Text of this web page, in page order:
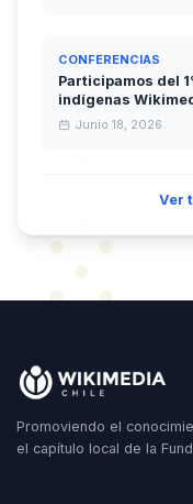
CONFERENCIAS
Participamos del
indígenas
Junio 18, 2026
Ver
Promoviendo el
el capítulo local de la